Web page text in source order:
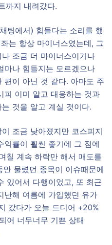
까지 내려갔다.
팅에서) 힘들다는 소리를 했
는 항상 마이너스였는데, 그
조금 더 마이너스이거나
마나 힘들지는 모르겠으나
편이 아닌 것 같다. 아마도 주
피 이미 알고 대응하는 것과
것을 알고 계실 것이다.
조금 낮아졌지만 코스피지
익률이 훨씬 좋기에 그 점에
칠 계속 하락만 해서 매도를
물렸던 종목이 이슈때문에
있어서 다행이었고, 또 최근
난해 여름에 가입했던 유가
갔다가 오늘 드디어 +20%
어 너무너무 기쁜 상태